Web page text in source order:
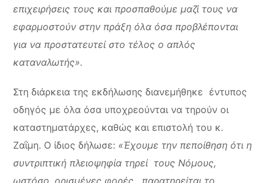
επιχειρήσεις τους και προσπαθούμε μαζί τους να
εφαρμοστούν στην πράξη όλα όσα προβλέπονται
για να προστατευτεί στο τέλος ο απλός
καταναλωτής».
Στη διάρκεια της εκδήλωσης διανεμήθηκε έντυπος
οδηγός με όλα όσα υποχρεούνται να τηρούν οι
καταστηματάρχες, καθώς και επιστολή του κ.
Ζαΐμη. Ο ίδιος δήλωσε: «Έχουμε την πεποίθηση ότι η
συντριπτική πλειοψηφία τηρεί τους Νόμους,
ωστόσο, ορισμένες φορές, παρατηρείται το